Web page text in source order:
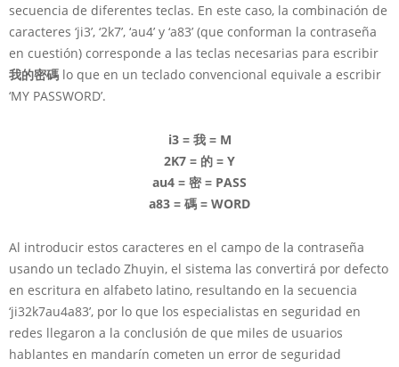
secuencia de diferentes teclas. En este caso, la combinación de
caracteres ‘ji3’, ‘2k7’, ‘au4’ y ‘a83’ (que conforman la contraseña
en cuestión) corresponde a las teclas necesarias para escribir
我的密碼 lo que en un teclado convencional equivale a escribir
‘MY PASSWORD’.
i3 = 我 = M
2K7 = 的 = Y
au4 = 密 = PASS
a83 = 碼 = WORD
Al introducir estos caracteres en el campo de la contraseña
usando un teclado Zhuyin, el sistema las convertirá por defecto
en escritura en alfabeto latino, resultando en la secuencia
‘ji32k7au4a83’, por lo que los especialistas en seguridad en
redes llegaron a la conclusión de que miles de usuarios
hablantes en mandarín cometen un error de seguridad